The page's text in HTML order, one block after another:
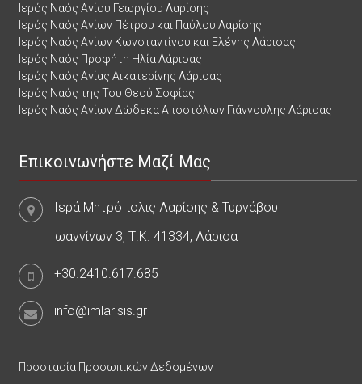
Ιερός Ναός Αγίου Γεωργίου Λαρίσης
Ιερός Ναός Αγίων Πέτρου και Παύλου Λαρίσης
Ιερός Ναός Αγίων Κωνσταντίνου και Ελένης Λάρισας
Ιερός Ναός Προφήτη Ηλία Λάρισας
Ιερός Ναός Αγίας Αικατερίνης Λάρισας
Ιερός Ναός της Του Θεού Σοφίας
Ιερός Ναός Αγίων Δώδεκα Αποστόλων Γιάννουλης Λάρισας
Επικοινωνήστε Μαζί Μας
Ιερά Μητρόπολις Λαρίσης & Τυρνάβου
Ιωαννίνων 3, Τ.Κ. 41334, Λάρισα
+30.2410.617.685
info@imlarisis.gr
Προστασία Προσωπικών Δεδομένων